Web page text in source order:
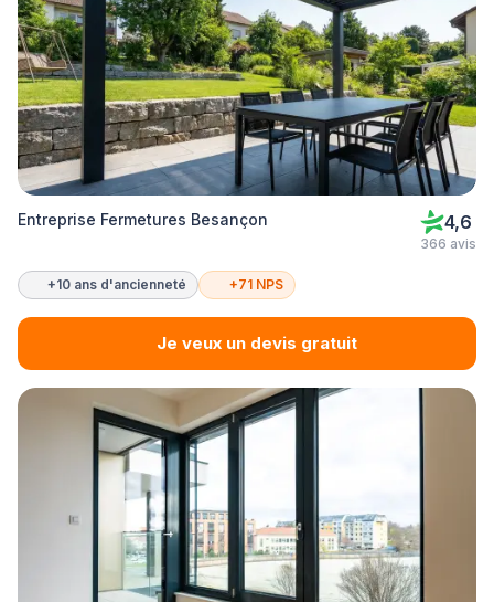
Entreprise Fermetures Besançon 4,6
366 avis
+10 ans d'ancienneté +71 NPS
Je veux un devis gratuit